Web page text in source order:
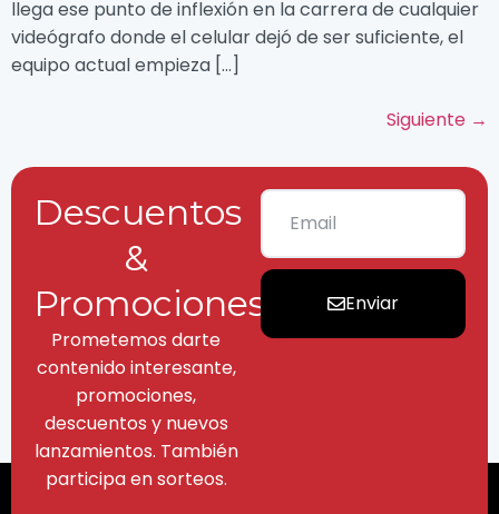
llega ese punto de inflexión en la carrera de cualquier
videógrafo donde el celular dejó de ser suficiente, el
equipo actual empieza […]
Siguiente →
Descuentos
&
Promociones
Prometemos darte
contenido interesante,
promociones,
descuentos y nuevos
lanzamientos. También
participa en sorteos.
Enviar